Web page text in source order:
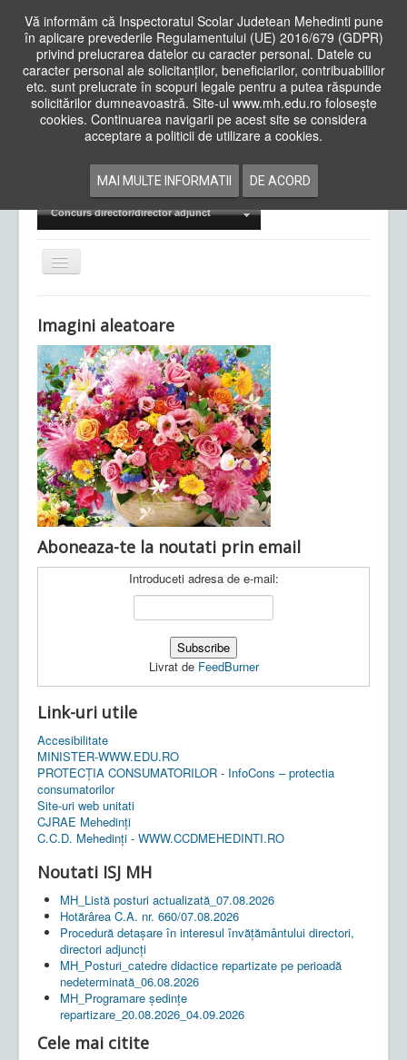
Vă informăm că Inspectoratul Scolar Judetean Mehedinti pune
în aplicare prevederile Regulamentului (UE) 2016/679 (GDPR)
privind prelucrarea datelor cu caracter personal. Datele cu
caracter personal ale solicitanților, beneficiarilor, contribuabililor
etc. sunt prelucrate în scopuri legale pentru a putea răspunde
solicitărilor dumneavoastră. Site-ul www.mh.edu.ro folosește
cookies. Continuarea navigarii pe acest site se considera
acceptare a politicii de utilizare a cookies.
MAI MULTE INFORMATII DE ACORD
Cauta
in
siteAcasa Cadre Didactice
Examene Naționale
Concurs director/director adjunct
Comută
navigarea
Ultimele articole: Vi, 04.11.2022 -Inspectoratul Școlar
Județean Mehedinți
Imagini aleatoare
Aboneaza-te la noutati prin email
Introduceti adresa de e-mail:
Livrat de FeedBurner
Link-uri utile
Accesibilitate
MINISTER-WWW.EDU.RO
PROTECȚIA CONSUMATORILOR - InfoCons – protectia
consumatorilor
Site-uri web unitati
CJRAE Mehedinți
C.C.D. Mehedinţi - WWW.CCDMEHEDINTI.RO
Noutati ISJ MH
MH_Listă posturi actualizată_07.08.2026
Hotărârea C.A. nr. 660/07.08.2026
Procedură detașare în interesul învățământului directori,
directori adjuncți
MH_Posturi_catedre didactice repartizate pe perioadă
nedeterminată_06.08.2026
MH_Programare ședințe
repartizare_20.08.2026_04.09.2026
Cele mai citite